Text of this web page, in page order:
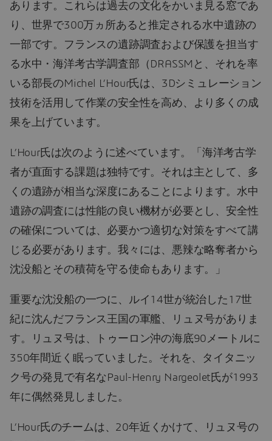
あります。これらは過去の文化をかいま見る窓であ
り、世界で300万ヵ所あると推定される水中遺跡の
一部です。フランスの遺跡調査および保護を担当す
る水中・海洋考古学調査部（DRASSMと、それを率
いる部長のMichel L’Hour氏は、3Dシミュレーション
技術を活用して作業の安全性を高め、より多くの成
果を上げています。
L’Hour氏は次のように述べています。「海洋考古学
者が直面する課題は独特です。それは主として、多
くの遺跡が相当な深度にあることによります。水中
遺跡の調査には性能の良い機材が必要とし、安全性
の確保については、必要かつ適切な対策をすべて講
じる必要があります。我々には、悪辣な略奪者から
沈没船とその積荷を守る使命もあります。」
重要な沈没船の一つに、ルイ14世が統治した17世
紀に沈んだフランス王国の軍艦、リュヌ号がありま
す。リュヌ号は、トゥーロン沖の海底90メートルに
350年間近く眠っていました。それを、タイタニッ
ク号の発見で有名なPaul-Henry Nargeolet氏が1993
年に偶然発見しました。
L’Hour氏のチームは、20年近くかけて、リュヌ号の